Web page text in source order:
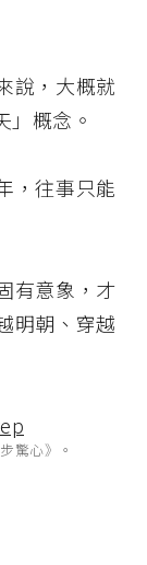
說，大概就
」概念。
，往事只能
有意象，才
明朝、穿越
驚心》。